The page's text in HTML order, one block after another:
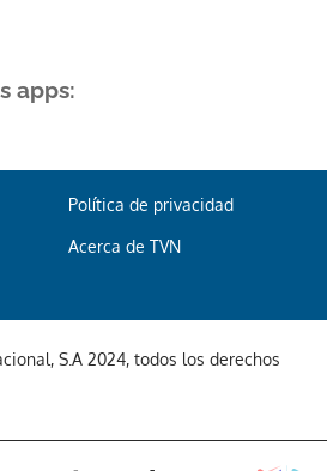
a nuestro boletín.
apps:
Política de privacidad
Acerca de TVN
S.A 2024, todos los derechos